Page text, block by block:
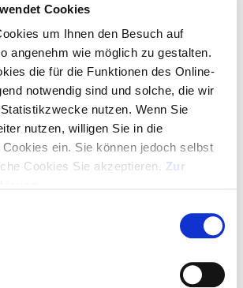
Cookies
um Ihnen den Besuch auf
angenehm wie möglich zu gestalten.
die für die Funktionen des Online-
notwendig sind und solche, die wir
nutzen. Wenn Sie
nutzen, willigen Sie in die
ein. Sie können jedoch selbst
Cookies Sie akzeptieren. Zur
ab 350,00 € frei Haus
ANGEBOT ALS PDF
MUSTER ANFORDERN
- LOGO HOCHLADEN